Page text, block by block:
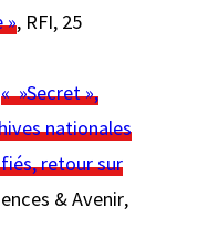
», RFI, 25
« »Secret »,
nationales
retour sur
& Avenir,